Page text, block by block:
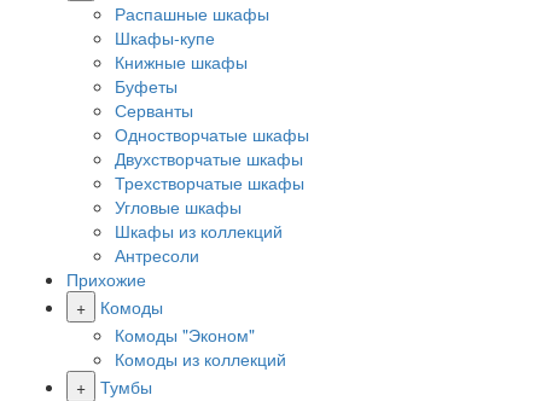
Распашные шкафы
Шкафы-купе
Книжные шкафы
Буфеты
Серванты
Одностворчатые шкафы
Двухстворчатые шкафы
Трехстворчатые шкафы
Угловые шкафы
Шкафы из коллекций
Антресоли
Прихожие
+
Комоды
Комоды "Эконом"
Комоды из коллекций
+ Тумбы